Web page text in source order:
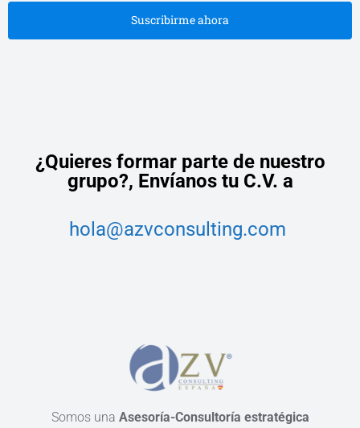
Suscribirme ahora
¿Quieres formar parte de nuestro
grupo?, Envíanos tu C.V. a
hola@azvconsulting.com
Somos una Asesoría-Consultoría estratégica